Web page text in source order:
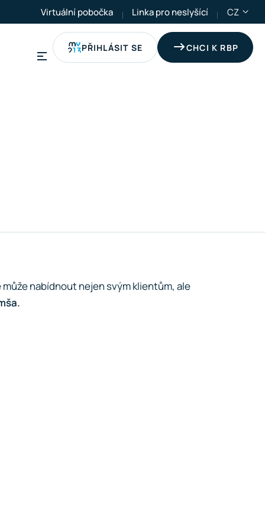
Virtuální pobočka Linka pro neslyšící CZ
PŘIHLÁSIT SE CHCI K RBP
nabídnout nejen svým klientům, ale